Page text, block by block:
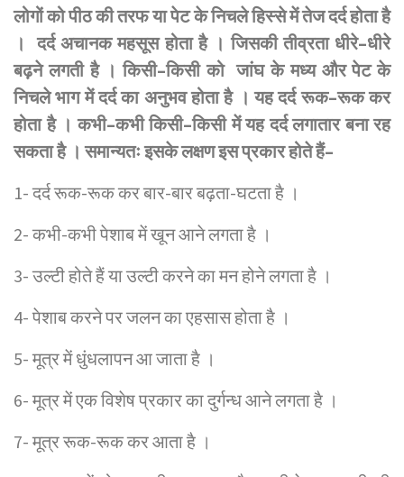
लोगोंकोपीठकीतरफयापेटकेनिचलेहिस्सेमेंतेजदर्दहोताहै
।
दर्द अचानक महसूस होता है । जिसकी तीव्रता धीरे–धीरे
बढ़ने लगती है । किसी–किसी को जांघ के मध्य और पेट के
निचले भाग में दर्द का अनुभव होता है । यह दर्द रूक–रूक कर
होता है । कभी–कभी किसी–किसी में यह दर्द लगातार बना रह
सकताहै । समान्यतःइसकेलक्षणइसप्रकारहोतेहैं–
1- दर्द रूक-रूक कर बार-बार बढ़ता-घटता है ।
2- कभी-कभी पेशाब में खून आने लगता है ।
3- उल्टी होते हैं या उल्टी करने का मन होने लगता है ।
4- पेशाब करने पर जलन का एहसास होता है ।
5- मूत्र में धुंधलापन आ जाता है ।
6- मूत्र में एक विशेष प्रकार का दुर्गन्ध आने लगता है ।
7- मूत्र रूक-रूक कर आता है ।